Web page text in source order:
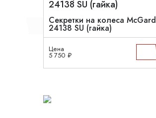
Секретки на колеса McGard
24138 SU (гайка)
Цена
5 750 ₽